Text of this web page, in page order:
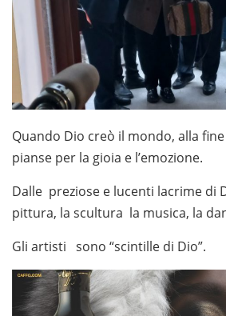
Quando Dio creò il mondo, alla
pianse per la gioia e l’emozione.
Dalle preziose e lucenti lacrime di
pittura, la scultura la musica, la
Gli artisti sono “scintille di Dio”.